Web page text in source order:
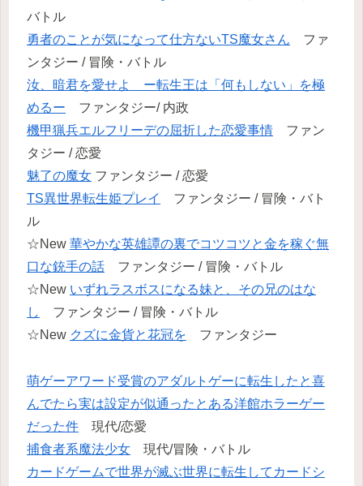
バトル
勇者のことが気になって仕方ないTS魔女さん ファ
ンタジー / 冒険・バトル
汝、暗君を愛せよ ー転生王は「何もしない」を極
めるー ファンタジー/ 内政
機甲猟兵エルフリーデの屈折した恋愛事情 ファン
タジー / 恋愛
魅了の魔女 ファンタジー / 恋愛
TS異世界転生姫プレイ
ファンタジー / 冒険・バト
ル
☆New 華やかな英雄譚の裏でコツコツと金を稼ぐ無
口な銃手の話 ファンタジー / 冒険・バトル
☆New いずれラスボスになる妹と、その兄のはな
し
ファンタジー / 冒険・バトル
☆New クズに金貨と花冠を ファンタジー
萌ゲーアワード受賞のアダルトゲーに転生したと喜
んでたら実は設定が似通ったとある洋館ホラーゲー
だった件 現代/恋愛
捕食者系魔法少女 現代/冒険・バトル
カードゲームで世界が滅ぶ世界に転生してカードシ